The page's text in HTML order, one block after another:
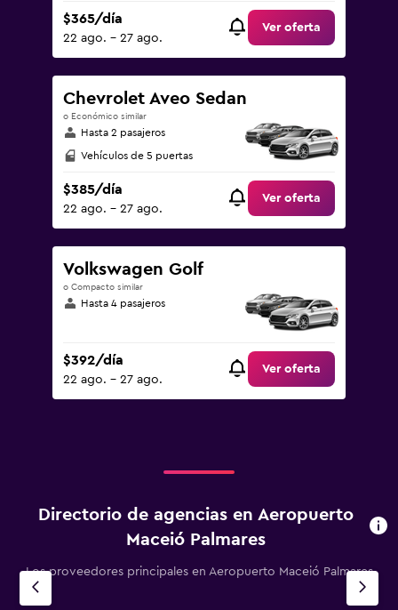
$365/día
22 ago. - 27 ago.
Ver oferta
Chevrolet Aveo Sedan
o Económico similar
Hasta 2 pasajeros
Vehículos de 5 puertas
$385/día
22 ago. - 27 ago.
Ver oferta
Volkswagen Golf
o Compacto similar
Hasta 4 pasajeros
$392/día
22 ago. - 27 ago.
Ver oferta
Directorio de agencias en Aeropuerto
Maceió Palmares
Los proveedores principales en Aeropuerto Maceió Palmares